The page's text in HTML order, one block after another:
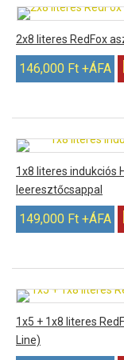
2x8 literes RedFox
146,000 Ft +ÁFA
1x8 literes indukciós
leeresztőcsappal
149,000 Ft +ÁFA
1x5 + 1x8 literes
Line)